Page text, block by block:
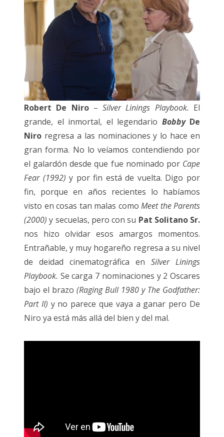
Robert De Niro–Silver Linings Playbook. El
grande, el inmortal, el legendario BobbyDe
Niro regresa a las nominaciones y lo hace en
gran forma. No lo veíamos contendiendo por
el galardón desde que fue nominado por Cape
Fear (1992) y por fin está de vuelta. Digo por
fin, porque en años recientes lo habíamos
visto en cosas tan malas como Meet the Parents
(2000)y secuelas, pero con su Pat Solitano Sr.
nos hizo olvidar esos amargos momentos.
Entrañable, y muy hogareño regresa a su nivel
de deidad cinematográfica en Silver Linings
Playbook. Se carga 7 nominaciones y 2 Oscares
bajo el brazo (Raging Bull 1980 y The Godfather:
Part II) y no parece que vaya a ganar pero De
Niro ya está más allá del bien y del mal.